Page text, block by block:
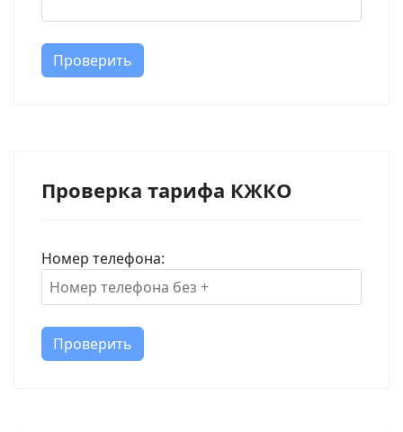
Проверить
Проверка тарифа КЖКО
Номер телефона:
Проверить